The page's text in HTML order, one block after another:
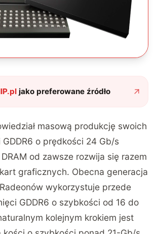
jako preferowane źródło
masową produkcję swoich
GDDR6 o prędkości 24 Gb/s
od zawsze rozwija się razem
graficznych. Obecna generacja
wykorzystuje przede
GDDR6 o szybkości od 16 do
kolejnym krokiem jest